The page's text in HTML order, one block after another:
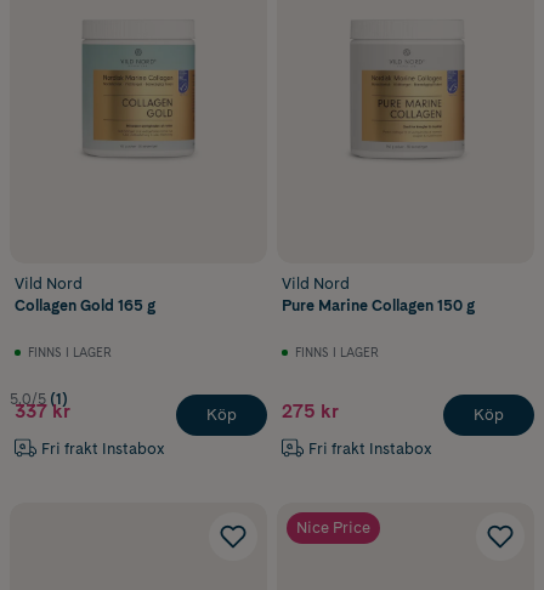
Vild Nord
Collagen Gold 165 g
FINNS I LAGER
5.0/5 (1)
337 kr
Fri frakt Instabox
Köp
Vild Nord
Pure Marine Collagen 150 g
FINNS I LAGER
275 kr
Fri frakt Instabox
Köp
Nice Price